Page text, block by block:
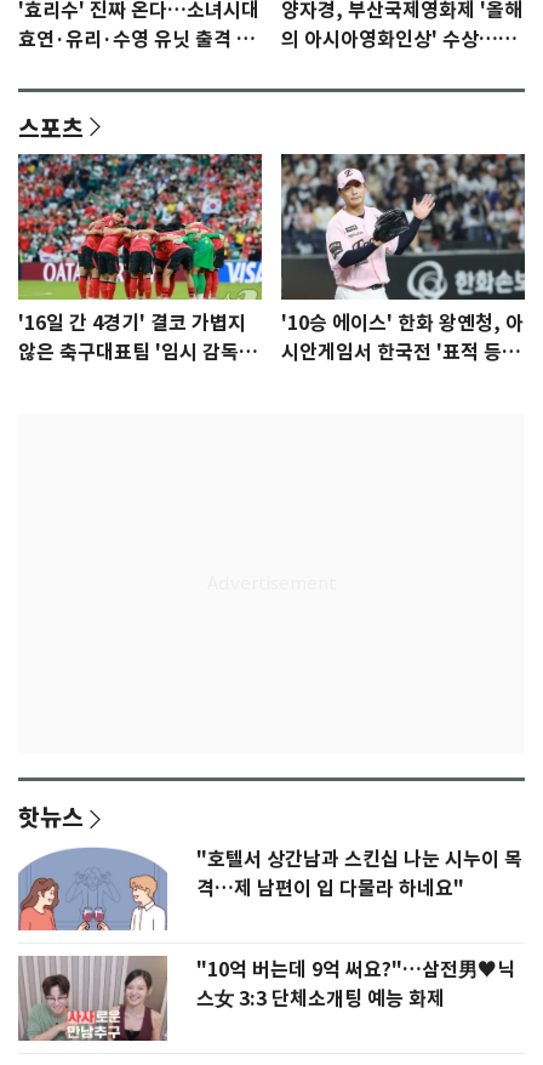
'효리수' 진짜 온다…소녀시대
효연·유리·수영 유닛 출격 [N
양자경, 부산국제영화제 '올해
의 아시아영화인상' 수상…15
스포츠
'16일 간 4경기' 결코 가볍지
않은 축구대표팀 '임시 감독'
'10승 에이스' 한화 왕옌청, 아
시안게임서 한국전 '표적 등
핫뉴스
"호텔서 상간남과 스킨십 나눈 시누이 목
격…제 남편이 입 다물라 하네요"
"10억 버는데 9억 써요?"…삼전男♥닉
스女 3:3 단체소개팅 예능 화제